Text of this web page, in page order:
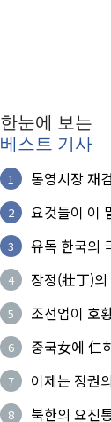
한눈에 보는
베스트 기사
1
통영시장 재
2 요것들이 이
3
유독 한국의
4 장정(壯丁)
5
조선업이 호
6
중국女에 仁
7
이제는 정권
8 북한의 요진